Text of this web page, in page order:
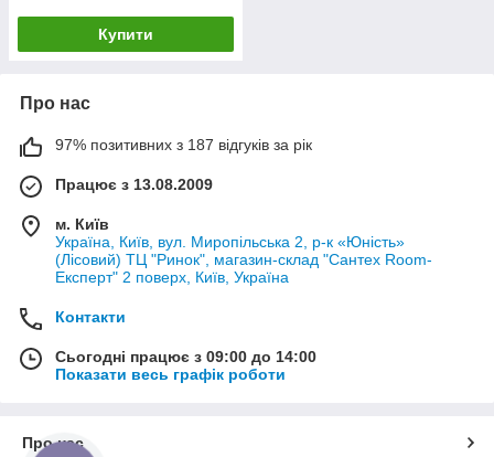
Купити
Про нас
97% позитивних з 187 відгуків за рік
Працює з 13.08.2009
м. Київ
Україна, Київ, вул. Миропільська 2, р-к «Юність»
(Лісовий) ТЦ "Ринок", магазин-склад "Сантех Room-
Експерт" 2 поверх, Київ, Україна
Контакти
Сьогодні працює з 09:00 до 14:00
Показати весь графік роботи
Про нас